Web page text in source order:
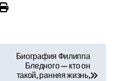
Биография Филиппа
Бледного — кто он
такой, ранняя жизнь,